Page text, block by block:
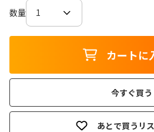
数量
カートに
今すぐ買う
あとで買うリ